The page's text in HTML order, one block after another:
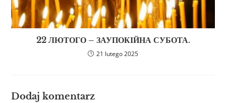
22 ЛЮТОГО – ЗАУПОКІЙНА СУБОТА.
21 lutego 2025
Dodaj komentarz